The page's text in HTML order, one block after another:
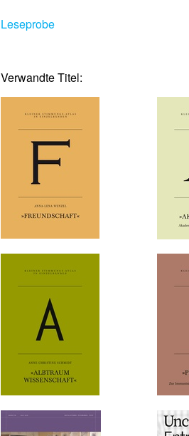
Leseprobe
Verwandte Titel: